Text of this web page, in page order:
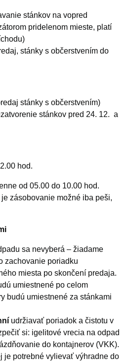
stánkov na vopred
pridelenom mieste, platí
stánky s občerstvením do
stánky s občerstvením)
stánkov pred 24. 12. a
hod.
od 05.00 do 10.00 hod.
zásobovanie možné iba peši,
sa nevyberá – žiadame
zachovanie poriadku
miesta po skončení predaja.
umiestnené po celom
budú umiestnené za stánkami
udržiavať poriadok a čistotu v
si: igelitové vrecia na odpad
do kontajnerov (VKK).
je potrebné vylievať výhradne do